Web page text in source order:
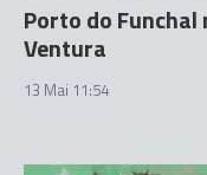
Porto do
Ventura
13 Mai 11:54